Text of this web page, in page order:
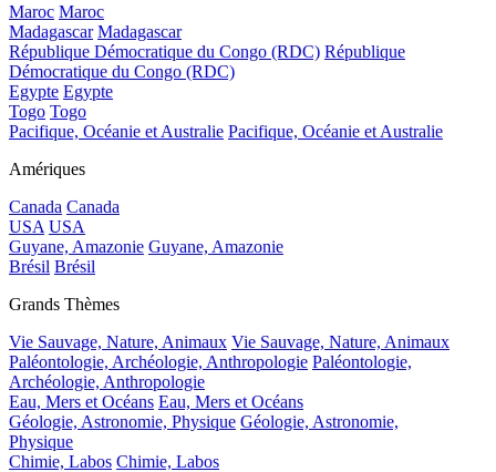
Maroc Maroc
Madagascar Madagascar
République Démocratique du Congo (RDC) République
Démocratique du Congo (RDC)
Egypte Egypte
Togo Togo
Pacifique, Océanie et Australie Pacifique, Océanie et Australie
Amériques
Canada Canada
USA USA
Guyane, Amazonie Guyane, Amazonie
Brésil Brésil
Grands Thèmes
Vie Sauvage, Nature, Animaux Vie Sauvage, Nature, Animaux
Paléontologie, Archéologie, Anthropologie Paléontologie,
Archéologie, Anthropologie
Eau, Mers et Océans Eau, Mers et Océans
Géologie, Astronomie, Physique Géologie, Astronomie,
Physique
Chimie, Labos Chimie, Labos